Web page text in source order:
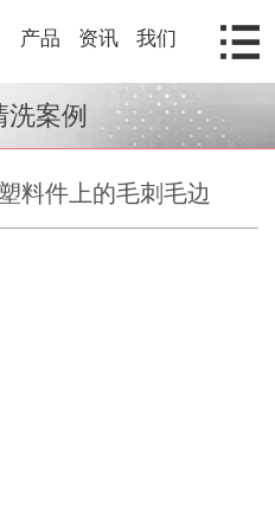
产品 资讯 我们
案例
料件上的毛刺毛边